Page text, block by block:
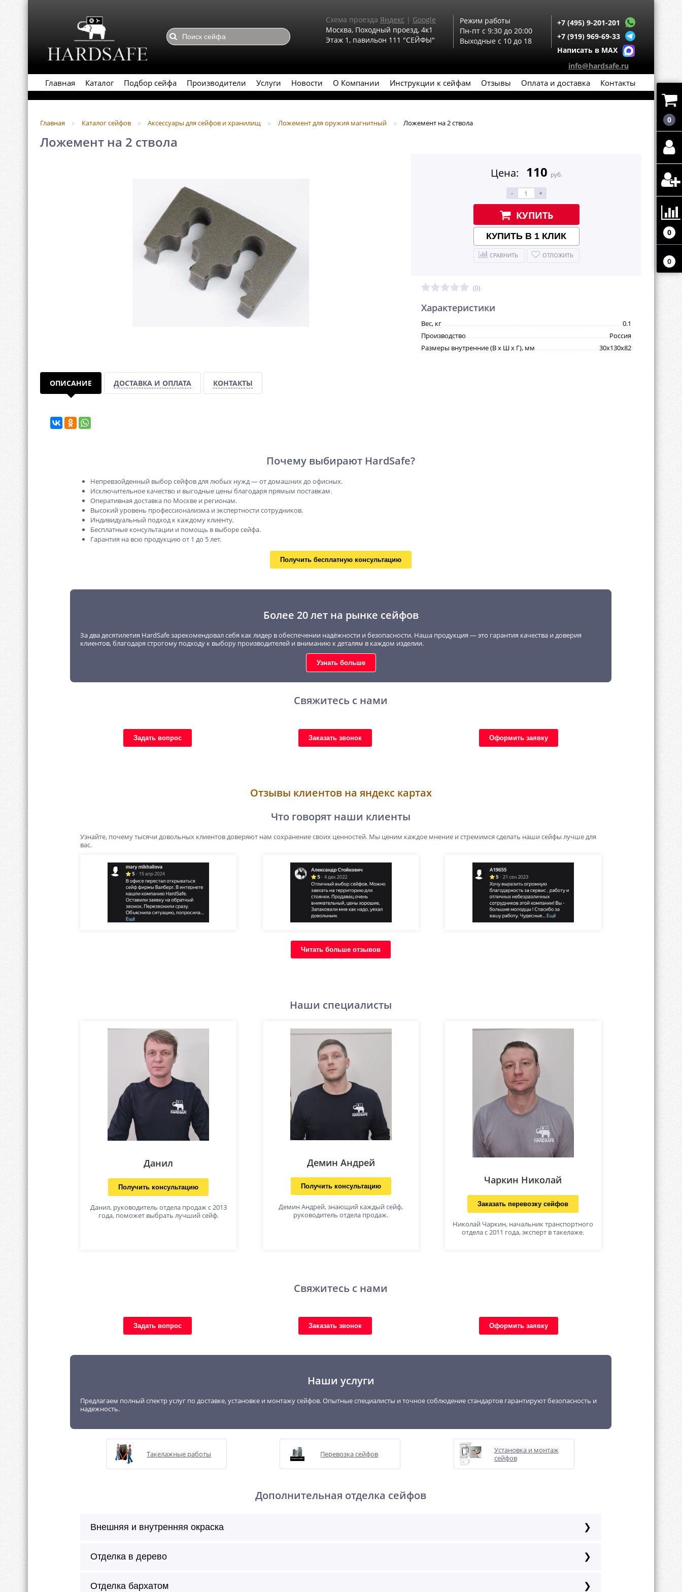
Схема проезда Яндекс | Google
Москва, Походный проезд, 4к1
Этаж 1, павильон 111 "СЕЙФЫ"
Режим работы
Пн-пт с 9:30 до 20:00
Выходные с 10 до 18
+7 (495) 9-201-201
+7 (919) 969-69-33
Написать в MAX
info@hardsafe.ru
Главная Каталог Подбор сейфа Производители Услуги Новости О Компании Инструкции к сейфам Отзывы Оплата и доставка Контакты
Главная Каталог сейфов Аксессуары для сейфов и хранилищ Ложемент для оружия магнитный Ложемент на 2 ствола
Ложемент на 2 ствола
Цена: 110 руб.
- +
КУПИТЬ
КУПИТЬ В 1 КЛИК
СРАВНИТЬ ОТЛОЖИТЬ
(0)
Характеристики
Вес, кг
0.1
Производство
Россия
Размеры внутренние (В х Ш х Г), мм
30х130х82
ОПИСАНИЕ ДОСТАВКА И ОПЛАТА КОНТАКТЫ
Почему выбирают HardSafe?
Непревзойденный выбор сейфов для любых нужд — от домашних до офисных.
Исключительное качество и выгодные цены благодаря прямым поставкам.
Оперативная доставка по Москве и регионам.
Высокий уровень профессионализма и экспертности сотрудников.
Индивидуальный подход к каждому клиенту.
Бесплатные консультации и помощь в выборе сейфа.
Гарантия на всю продукцию от 1 до 5 лет.
Получить бесплатную консультацию
Более 20 лет на рынке сейфов
За два десятилетия HardSafe зарекомендовал себя как лидер в обеспечении надёжности и безопасности. Наша продукция — это гарантия качества и доверия
клиентов, благодаря строгому подходу к выбору производителей и вниманию к деталям в каждом изделии.
Узнать больше
Свяжитесь с нами
Задать вопрос Заказать звонок Оформить заявку
Отзывы клиентов на яндекс картах
Что говорят наши клиенты
Узнайте, почему тысячи довольных клиентов доверяют нам сохранение своих ценностей. Мы ценим каждое мнение и стремимся сделать наши сейфы лучше для
вас.
Читать больше отзывов
Наши специалисты
Данил
Получить консультацию
Данил, руководитель отдела продаж с 2013
года, поможет выбрать лучший сейф.
Демин Андрей
Получить консультацию
Демин Андрей, знающий каждый сейф,
руководитель отдела продаж.
Чаркин Николай
Заказать перевозку сейфов
Николай Чаркин, начальник транспортного
отдела с 2011 года, эксперт в такелаже.
Свяжитесь с нами
Задать вопрос Заказать звонок Оформить заявку
Наши услуги
Предлагаем полный спектр услуг по доставке, установке и монтажу сейфов. Опытные специалисты и точное соблюдение стандартов гарантируют безопасность и
надежность.
Такелажные работы Перевозка сейфов
Установка и монтаж
сейфов
Дополнительная отделка сейфов
Внешняя и внутренняя окраска
Отделка в дерево
Отделка бархатом
0
0
0